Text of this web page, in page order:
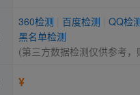
360检测 百度检测
QQ检
黑名单检测
(第三方数据检测仅供参考
¥